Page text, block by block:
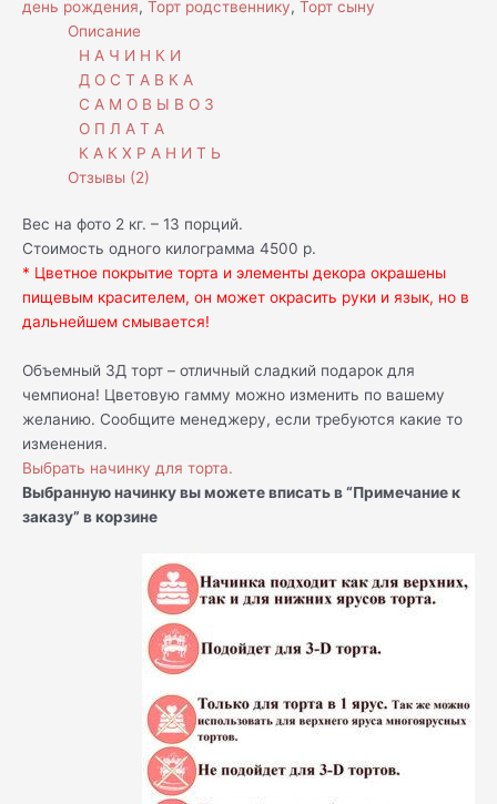
день рождения, Торт родственнику, Торт сыну
Описание
Н А Ч И Н К И
Д О С Т А В К А
С А М О В Ы В О З
О П Л А Т А
К А К Х Р А Н И Т Ь
Отзывы (2)
Вес на фото 2 кг. – 13 порций.
Стоимость одного килограмма 4500 р.
* Цветное покрытие торта и элементы декора окрашены
пищевым красителем, он может окрасить руки и язык, но в
дальнейшем смывается!
Объемный 3Д торт – отличный сладкий подарок для
чемпиона! Цветовую гамму можно изменить по вашему
желанию. Сообщите менеджеру, если требуются какие то
изменения.
Выбрать начинку для торта.
Выбранную начинку вы можете вписать в “Примечание к
заказу” в корзине